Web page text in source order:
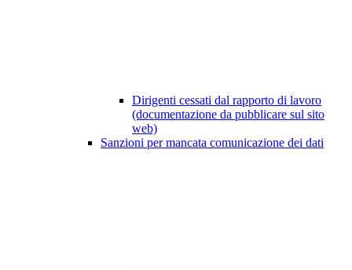
Dirigenti cessati dal rapporto di lavoro
(documentazione da pubblicare sul sito
web)
Sanzioni per mancata comunicazione dei dati